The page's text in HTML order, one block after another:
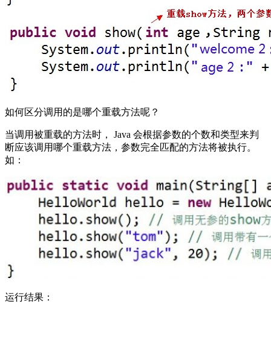
如何区分调用的是哪个重载方法呢？
当调用被重载的方法时， Java 会根据参数的个数和类型来判
断应该调用哪个重载方法，参数完全匹配的方法将被执行。
如：
运行结果：